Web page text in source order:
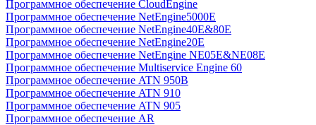
Программное обеспечение CloudEngine
Программное обеспечение NetEngine5000E
Программное обеспечение NetEngine40E&80E
Программное обеспечение NetEngine20E
Программное обеспечение NetEngine NE05E&NE08E
Программное обеспечение Multiservice Engine 60
Программное обеспечение ATN 950B
Программное обеспечение ATN 910
Программное обеспечение ATN 905
Программное обеспечение AR